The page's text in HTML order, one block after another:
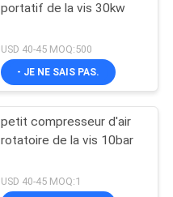
portatif de la vis 30kw
USD 40-45 MOQ:500
- JE NE SAIS PAS.
petit compresseur d'air
rotatoire de la vis 10bar
USD 40-45 MOQ:1